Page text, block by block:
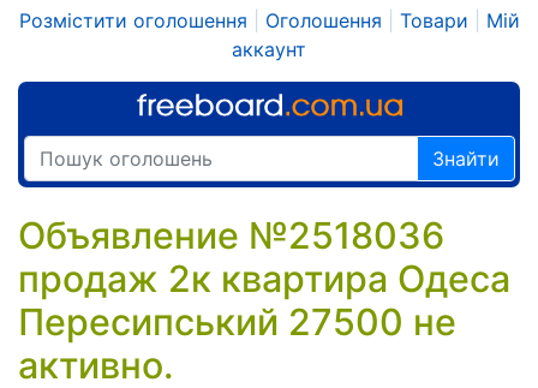
Розмістити оголошення Оголошення Товари
Мій
аккаунт
Знайти
Объявление №2518036
продаж 2к квартира Одеса
Пересипський 27500 не
активно.